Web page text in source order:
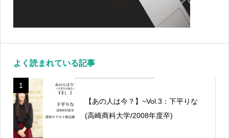
よく読まれている記事
1
【あの人は今？】~Vol.3：下平りな
(高崎商科大学/2008年度卒)